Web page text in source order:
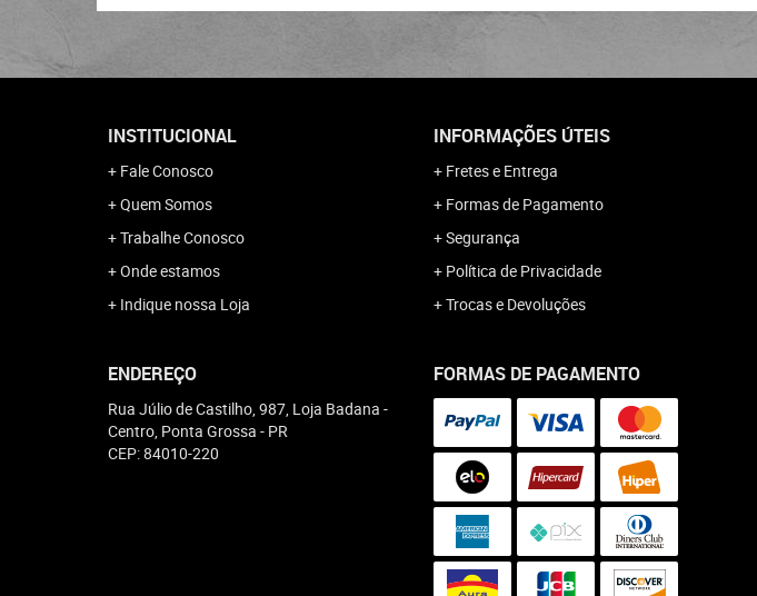
INSTITUCIONAL
Fale Conosco
Quem Somos
Trabalhe Conosco
Onde estamos
Indique nossa Loja
INFORMAÇÕES ÚTEIS
Fretes e Entrega
Formas de Pagamento
Segurança
Política de Privacidade
Trocas e Devoluções
ENDEREÇO
Rua Júlio de Castilho, 987, Loja Badana -
Centro, Ponta Grossa - PR
CEP: 84010-220
FORMAS DE PAGAMENTO